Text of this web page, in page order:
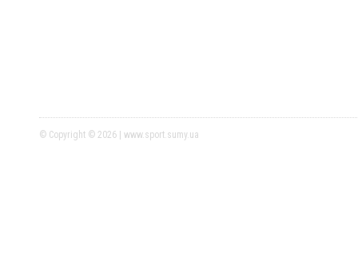
© Copyright © 2026 | www.sport.sumy.ua